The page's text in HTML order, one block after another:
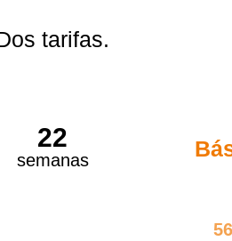
tarifas.
22
semanas